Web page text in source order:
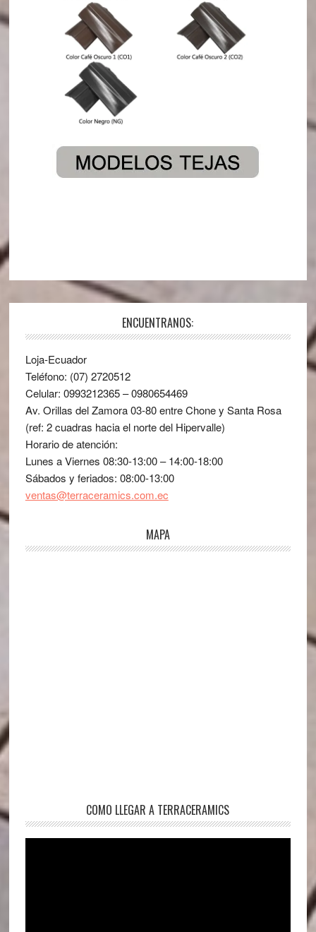
ENCUENTRANOS:
Loja-Ecuador
Teléfono: (07) 2720512
Celular: 0993212365 – 0980654469
Av. Orillas del Zamora 03-80 entre Chone y Santa Rosa
(ref: 2 cuadras hacia el norte del Hipervalle)
Horario de atención:
Lunes a Viernes 08:30-13:00 – 14:00-18:00
Sábados y feriados: 08:00-13:00
ventas@terraceramics.com.ec
MAPA
COMO LLEGAR A TERRACERAMICS